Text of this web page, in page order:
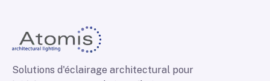
Solutions d'éclairage architectural pour